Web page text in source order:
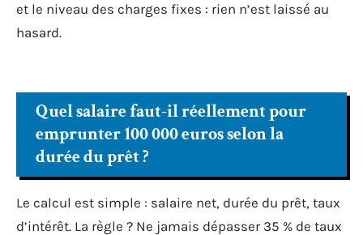
et le niveau des charges fixes : rien n’est laissé au
hasard.
Quel salaire faut-il réellement pour
emprunter 100 000 euros selon la
durée du prêt ?
Le calcul est simple : salaire net, durée du prêt, taux
d’intérêt. La règle ? Ne jamais dépasser 35 % de taux